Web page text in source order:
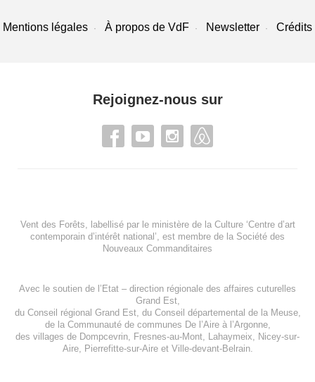
Mentions légales À propos de VdF Newsletter Crédits
Rejoignez-nous sur
Vent des Forêts, labellisé par le ministère de la Culture ‘Centre d’art
contemporain d’intérêt national’, est membre de la Société des
Nouveaux Commanditaires
Avec le soutien de l’ Etat – direction régionale des affaires cuturelles
Grand Est,
du Conseil régional Grand Est, du Conseil départemental de la Meuse,
de la Communauté de communes De l’Aire à l’Argonne,
des villages de Dompcevrin Fresnes-au-Mont Lahaymeix
Nicey-sur-
Aire, Pierrefitte-sur-Aireet Ville-devant-Belrain.